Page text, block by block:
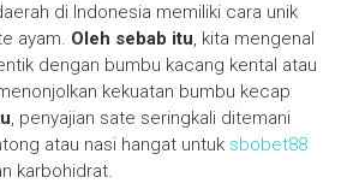
di Indonesia memiliki cara unik
ayam. Oleh sebab itu, kita mengenal
dengan bumbu kacang kental atau
kekuatan bumbu kecap
, penyajian sate seringkali ditemani
atau nasi hangat untuk sbobet88
karbohidrat.